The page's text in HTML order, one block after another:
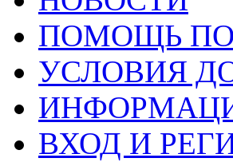
ПОМОЩЬ
УСЛОВИЯ
ВХОД И